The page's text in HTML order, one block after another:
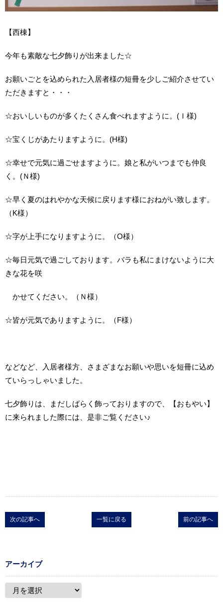
【西棟】
今年も素敵な七夕飾りが出来ました☆
お願いごとを込められた入居者様の短冊を少しご紹介させてい
ただきますと・・・
☆おいしいものが多くたくさん食べれますように。(Ｉ様)
☆宝くじがあたりますように。(H様)
☆幸せで元気に過ごせますように。娘と私がいつまでも仲良
く。(Ｎ様)
☆早く夏のはれやかな天候に戻ります様におねがい致します。
（K様）
☆字が上手になりますように。（O様）
☆毎日元気で過ごしております。バラも私にまけないように大
きな花を咲
かせてください。（Ｎ様）
☆皆が元気でありますように。（F様）
などなど、入居者様方、さまざまなお願いや思いを短冊に込め
ていらっしゃいました。
七夕飾りは、まだしばらく飾っておりますので、【おもやい】
に来られました際には、是非ご覧ください♪
次の記事へ 一覧に戻る 前の記事へ
アーカイブ